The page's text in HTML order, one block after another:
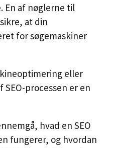
En af nøglerne til
at din
for søgemaskiner
eller
SEO-processen er en
hvad en SEO
fungerer, og hvordan